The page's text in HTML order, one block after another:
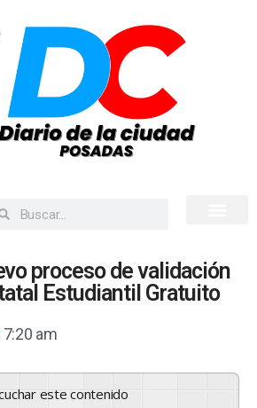
proceso de validación
Estudiantil Gratuito
7:20 am
este contenido